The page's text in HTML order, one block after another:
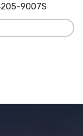
9007S